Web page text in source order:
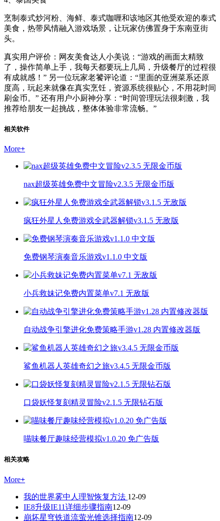
烹制泰式炒河粉、海鲜、泰式咖喱和该地区其他受欢迎的泰式
美食，热带风情融入游戏场景，让玩家仿佛置身于东南亚街
头。
真实用户评价：网友美食达人小美说：“游戏的画面太精致
了，操作简单上手，我每天都要玩上几局，升级餐厅的过程很
有成就感！” 另一位玩家老饕评论道：“里面的亚洲菜系还原
度高，玩起来就像在真实烹饪，资源系统很贴心，不用花时间
刷金币。” 还有用户小厨神分享：“时间管理玩法很刺激，我
推荐给朋友一起挑战，整体体验非常流畅。”
相关软件
More+
nax超级英雄免费中文冒险v2.3.5 无限金币版
疯狂外星人免费游戏全武器解锁v3.1.5 无敌版
免费钢琴演奏音乐游戏v1.1.0 中文版
小兵救妹记免费内置菜单v7.1 无敌版
自动战争引擎进化免费策略手游v1.28 内置修改器版
鲨鱼机器人英雄奇幻之旅v3.4.5 无限金币版
口袋妖怪复刻精灵冒险v2.1.5 无限钻石版
喵味餐厅趣味经营模拟v1.0.20 免广告版
相关攻略
More+
我的世界雾中人理智恢复方法 12-09
IE8升级IE11详细步骤指南12-09
崩坏星穹铁道流萤光锥选择指南12-09